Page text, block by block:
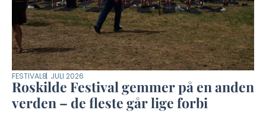
FESTIVAL8. JULI 2026
Roskilde Festival gemmer på en anden
verden – de fleste går lige forbi